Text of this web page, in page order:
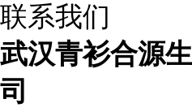
联系我们
武汉青衫合源
司